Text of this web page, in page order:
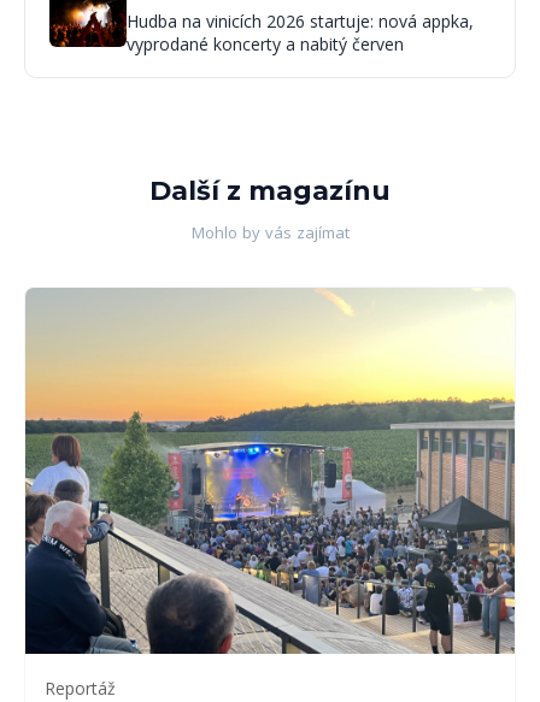
Hudba na vinicích 2026 startuje: nová appka,
vyprodané koncerty a nabitý červen
Další z magazínu
Mohlo by vás zajímat
Reportáž